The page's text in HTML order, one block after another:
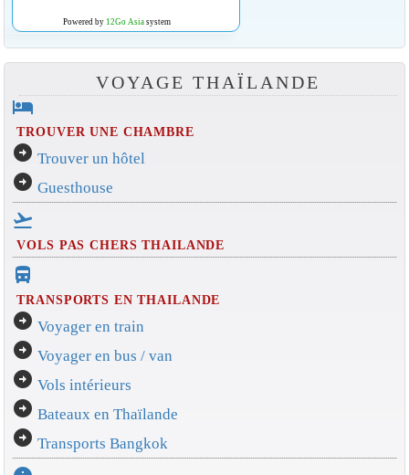
Powered by 12Go Asiasystem
VOYAGE THAÏLANDE
hotel
TROUVER UNE CHAMBRE
arrow_circle_right Trouver un hôtel
arrow_circle_right Guesthouse
flight_takeoff
VOLS PAS CHERS THAILANDE
directions_bus_filled
TRANSPORTS EN THAILANDE
arrow_circle_right Voyager en train
arrow_circle_right Voyager en bus / van
arrow_circle_right Vols intérieurs
arrow_circle_right Bateaux en Thaïlande
arrow_circle_right Transports Bangkok